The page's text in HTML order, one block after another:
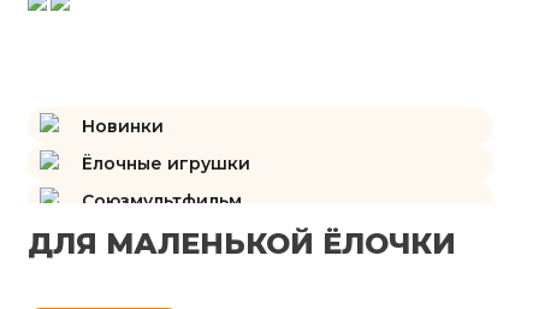
Новинки
Ёлочные игрушки
Союзмультфильм
Подарки и сувениры
ДЛЯ МАЛЕНЬКОЙ ЁЛОЧКИ